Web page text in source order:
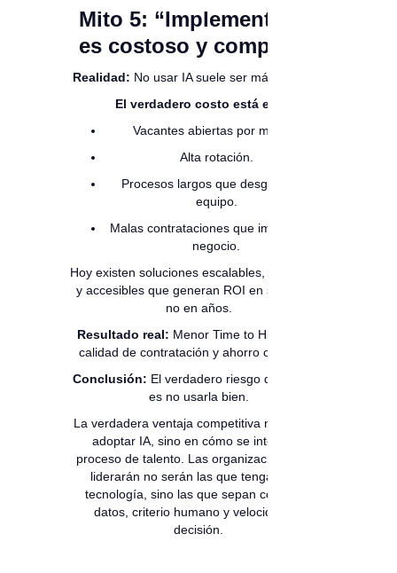
Mito 5: “Implementar IA
es costoso y complejo”
Realidad: No usar IA suele ser más costoso.
El verdadero costo está en:
Vacantes abiertas por meses.
Alta rotación.
Procesos largos que desgastan al
equipo.
Malas contrataciones que impactan el
negocio.
Hoy existen soluciones escalables, modulares
y accesibles que generan ROI en semanas,
no en años.
Resultado real: Menor Time to Hire, mejor
calidad de contratación y ahorro operativo.
Conclusión: El verdadero riesgo de usar IA,
es no usarla bien.
La verdadera ventaja competitiva no está en
adoptar IA, sino en cómo se integra al
proceso de talento. Las organizaciones que
liderarán no serán las que tengan más
tecnología, sino las que sepan combinar
datos, criterio humano y velocidad de
decisión.